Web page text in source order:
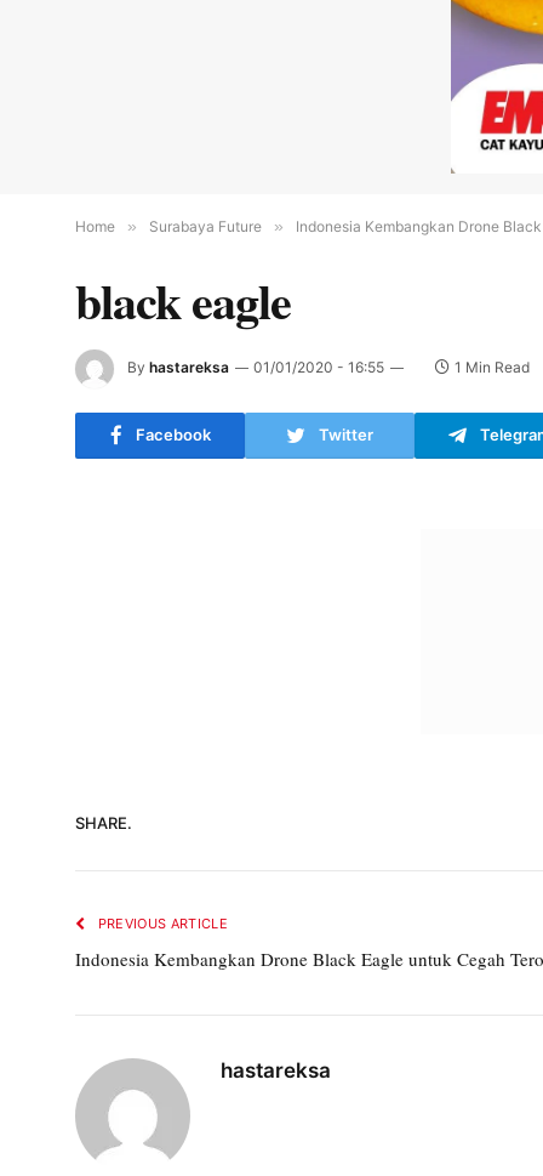
Home » Surabaya Future » Indonesia Kembangkan Drone
black eagle
By hastareksa 01/01/2020 - 16:55 1 Min Read
Facebook Twitter
SHARE.
PREVIOUS ARTICLE
Indonesia Kembangkan Drone Black Eagle untuk Cegah
hastareksa